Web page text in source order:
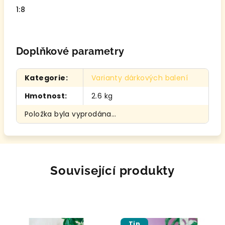
1:8
Doplňkové parametry
Kategorie:
Varianty dárkových balení
Hmotnost:
2.6 kg
Položka byla vyprodána…
Související produkty